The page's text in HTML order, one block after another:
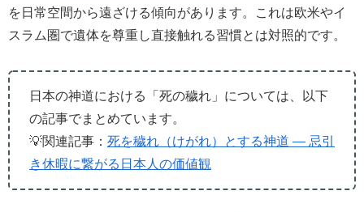
を日常空間から遠ざける傾向があります。これは欧米やイ
スラム圏で遺体を尊重し直接触れる習慣とは対照的です。
日本の神道における「死の穢れ」については、以下
の記事でまとめています。
💡関連記事： 死を穢れ（けがれ）とする神道 ― 忌引
き休暇に繋がる日本人の価値観